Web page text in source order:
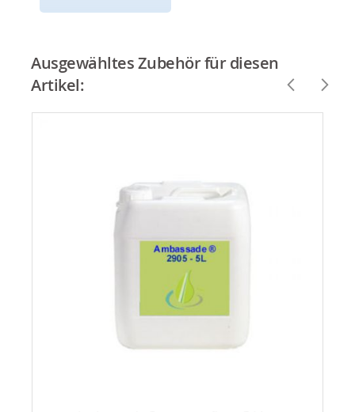
Ausgewähltes Zubehör für diesen
Artikel: